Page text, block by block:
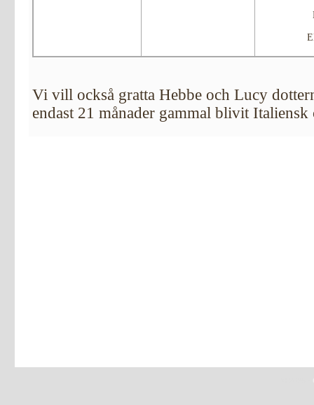
Vi vill också gratta Hebbe och Lucy
endast 21 månader gammal blivit